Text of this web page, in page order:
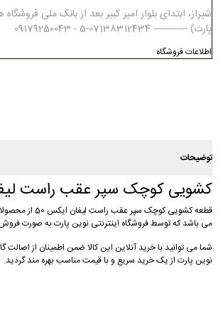
شیراز، ابتدای بلوار امیر کبیر بعد از بانک ملی
پارت) ------------ 07138312434-5 - 09179250043
اطلاعات فروشگاه
توضیحات
کشویی کوچک سپر عقب راست
می باشد که توسط فروشگاه اینترنتی نوین پارت به صورت فروش
شما می توانید با خرید آنلاین این کالا ضمن اطمینان از اصالت
نوین پارت از یک خرید سریع و با قیمت مناسب بهره مند گردید.